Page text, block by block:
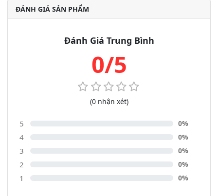
ĐÁNH GIÁ SẢN PHẨM
Đánh Giá Trung Bình
0/5
(0 nhận xét)
5 0%
4 0%
3 0%
2 0%
1 0%